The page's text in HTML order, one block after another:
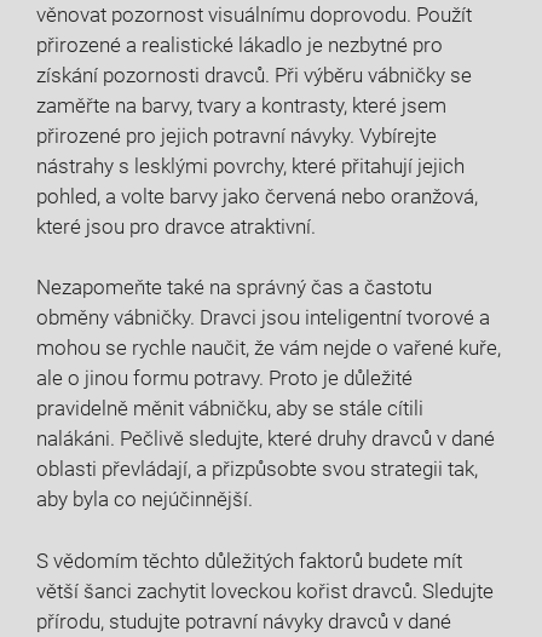
věnovat pozornost visuálnímu doprovodu. Použít
přirozené a realistické lákadlo je nezbytné pro
získání pozornosti dravců. Při výběru vábničky se
zaměřte na barvy, tvary a kontrasty, které jsem
přirozené pro jejich potravní návyky. Vybírejte
nástrahy s lesklými povrchy, které přitahují jejich
pohled, a volte barvy jako červená nebo oranžová,
které jsou pro dravce atraktivní.
Nezapomeňte také na správný čas a častotu
obměny vábničky. Dravci jsou inteligentní tvorové a
mohou se rychle naučit, že vám nejde o vařené kuře,
ale o jinou formu potravy. Proto je důležité
pravidelně měnit vábničku, aby se stále cítili
nalákáni. Pečlivě sledujte, které druhy dravců v dané
oblasti převládají, a přizpůsobte svou strategii tak,
aby byla co nejúčinnější.
S vědomím těchto důležitých faktorů budete mít
větší šanci zachytit loveckou kořist dravců. Sledujte
přírodu, studujte potravní návyky dravců v dané